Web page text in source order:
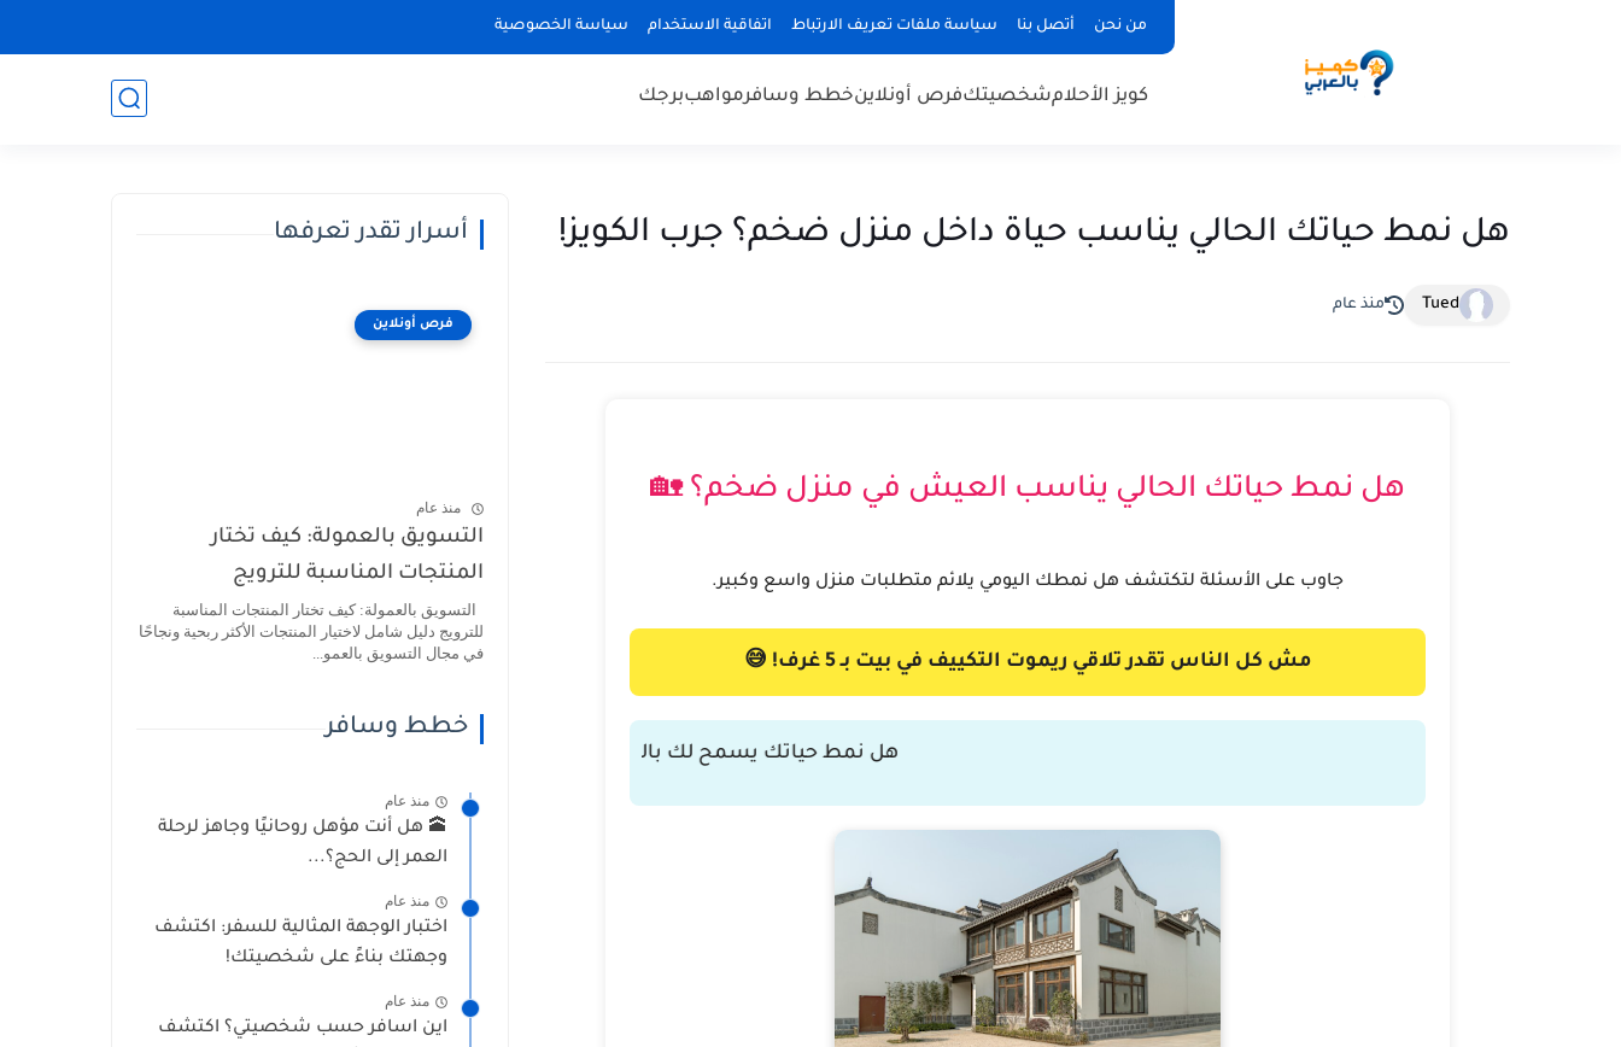
من نحن أتصل بنا سياسة ملفات تعريف الارتباط اتفاقية الاستخدام سياسة الخصوصية
كويز الأحلامشخصيتكفرص أونلاينخطط وسافرمواهببرجك
هل نمط حياتك الحالي يناسب حياة داخل منزل ضخم؟ جرب الكويز!
Tued منذ عام
هل نمط حياتك الحالي يناسب العيش في منزل ضخم؟ 🏡
جاوب على الأسئلة لتكتشف هل نمطك اليومي يلائم متطلبات منزل واسع وكبير.
مش كل الناس تقدر تلاقي ريموت التكييف في بيت بـ 5 غرف! 😅
هل نمط حياتك يسمح لك بالعيش براحة في منزل كبير؟ اختبر نفسك مع كويز بالعربي 🏠✨
أسرار تقدر تعرفها
فرص أونلاين
منذ عام
التسويق بالعمولة: كيف تختار
المنتجات المناسبة للترويج
التسويق بالعمولة: كيف تختار المنتجات المناسبة
للترويج دليل شامل لاختيار المنتجات الأكثر ربحية ونجاحًا
في مجال التسويق بالعمو...
خطط وسافر
منذ عام
🕋 هل أنت مؤهل روحانيًا وجاهز لرحلة
العمر إلى الحج؟...
منذ عام
اختبار الوجهة المثالية للسفر: اكتشف
وجهتك بناءً على شخصيتك!
منذ عام
اين اسافر حسب شخصيتي؟ اكتشف